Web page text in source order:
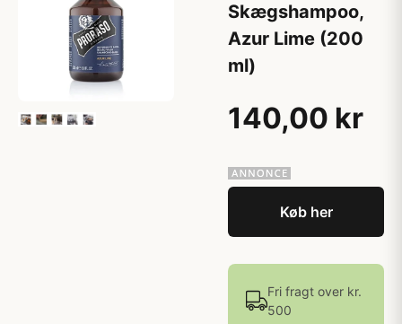
Skægshampoo,
Azur Lime (200
ml)
140,00 kr
Køb her
Fri fragt over kr.
500